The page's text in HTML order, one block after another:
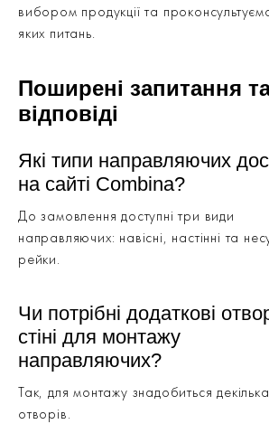
вибором продукції та
яких питань.
Поширені запитання
відповіді
Які типи направляючих
на сайті Combina?
До замовлення доступні три види
направляючих: навісні, настінні та
рейки.
Чи потрібні додаткові
стіні для монтажу
направляючих?
Так, для монтажу знадобиться декілька
отворів.